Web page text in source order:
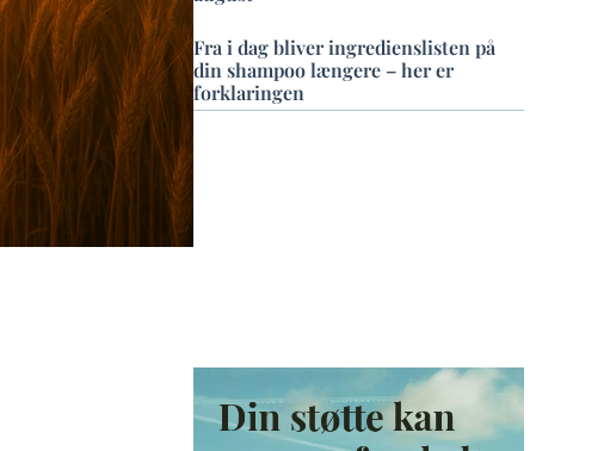
Fra i dag bliver ingredienslisten på
din shampoo længere – her er
forklaringen